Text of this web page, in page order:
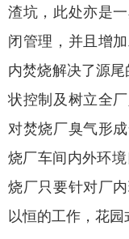
渣坑，此处亦是
闭管理，并且增
内焚烧解决了源
状控制及树立全
对焚烧厂臭气形
烧厂车间内外环
烧厂只要针对厂
以恒的工作，花